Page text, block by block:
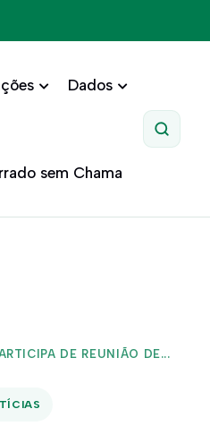
Dados
sem Chama
DE REUNIÃO DE...